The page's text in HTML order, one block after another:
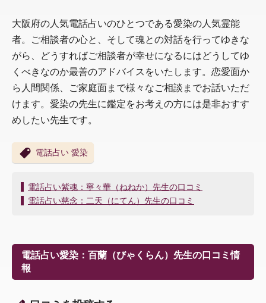
大阪府の人気電話占いのひとつである愛染の人気霊能
者。ご相談者の心と、そして魂との対話を行ってゆきな
がら、どうすればご相談者が幸せになるにはどうしてゆ
くべきなのか最善のアドバイスをいたします。恋愛面か
ら人間関係、ご家庭面まで様々なご相談までお話いただ
けます。愛染の先生に鑑定をお考えの方には是非おすす
めしたい先生です。
電話占い 愛染
投
稿
ー
シ
ョ
電話占い紫魂：寧々華（ねねか）先生の口コミ
電話占い慈念：二天（にてん）先生の口コミ
電話占い愛染：百蘭（びゃくらん）先生の口コミ情
報